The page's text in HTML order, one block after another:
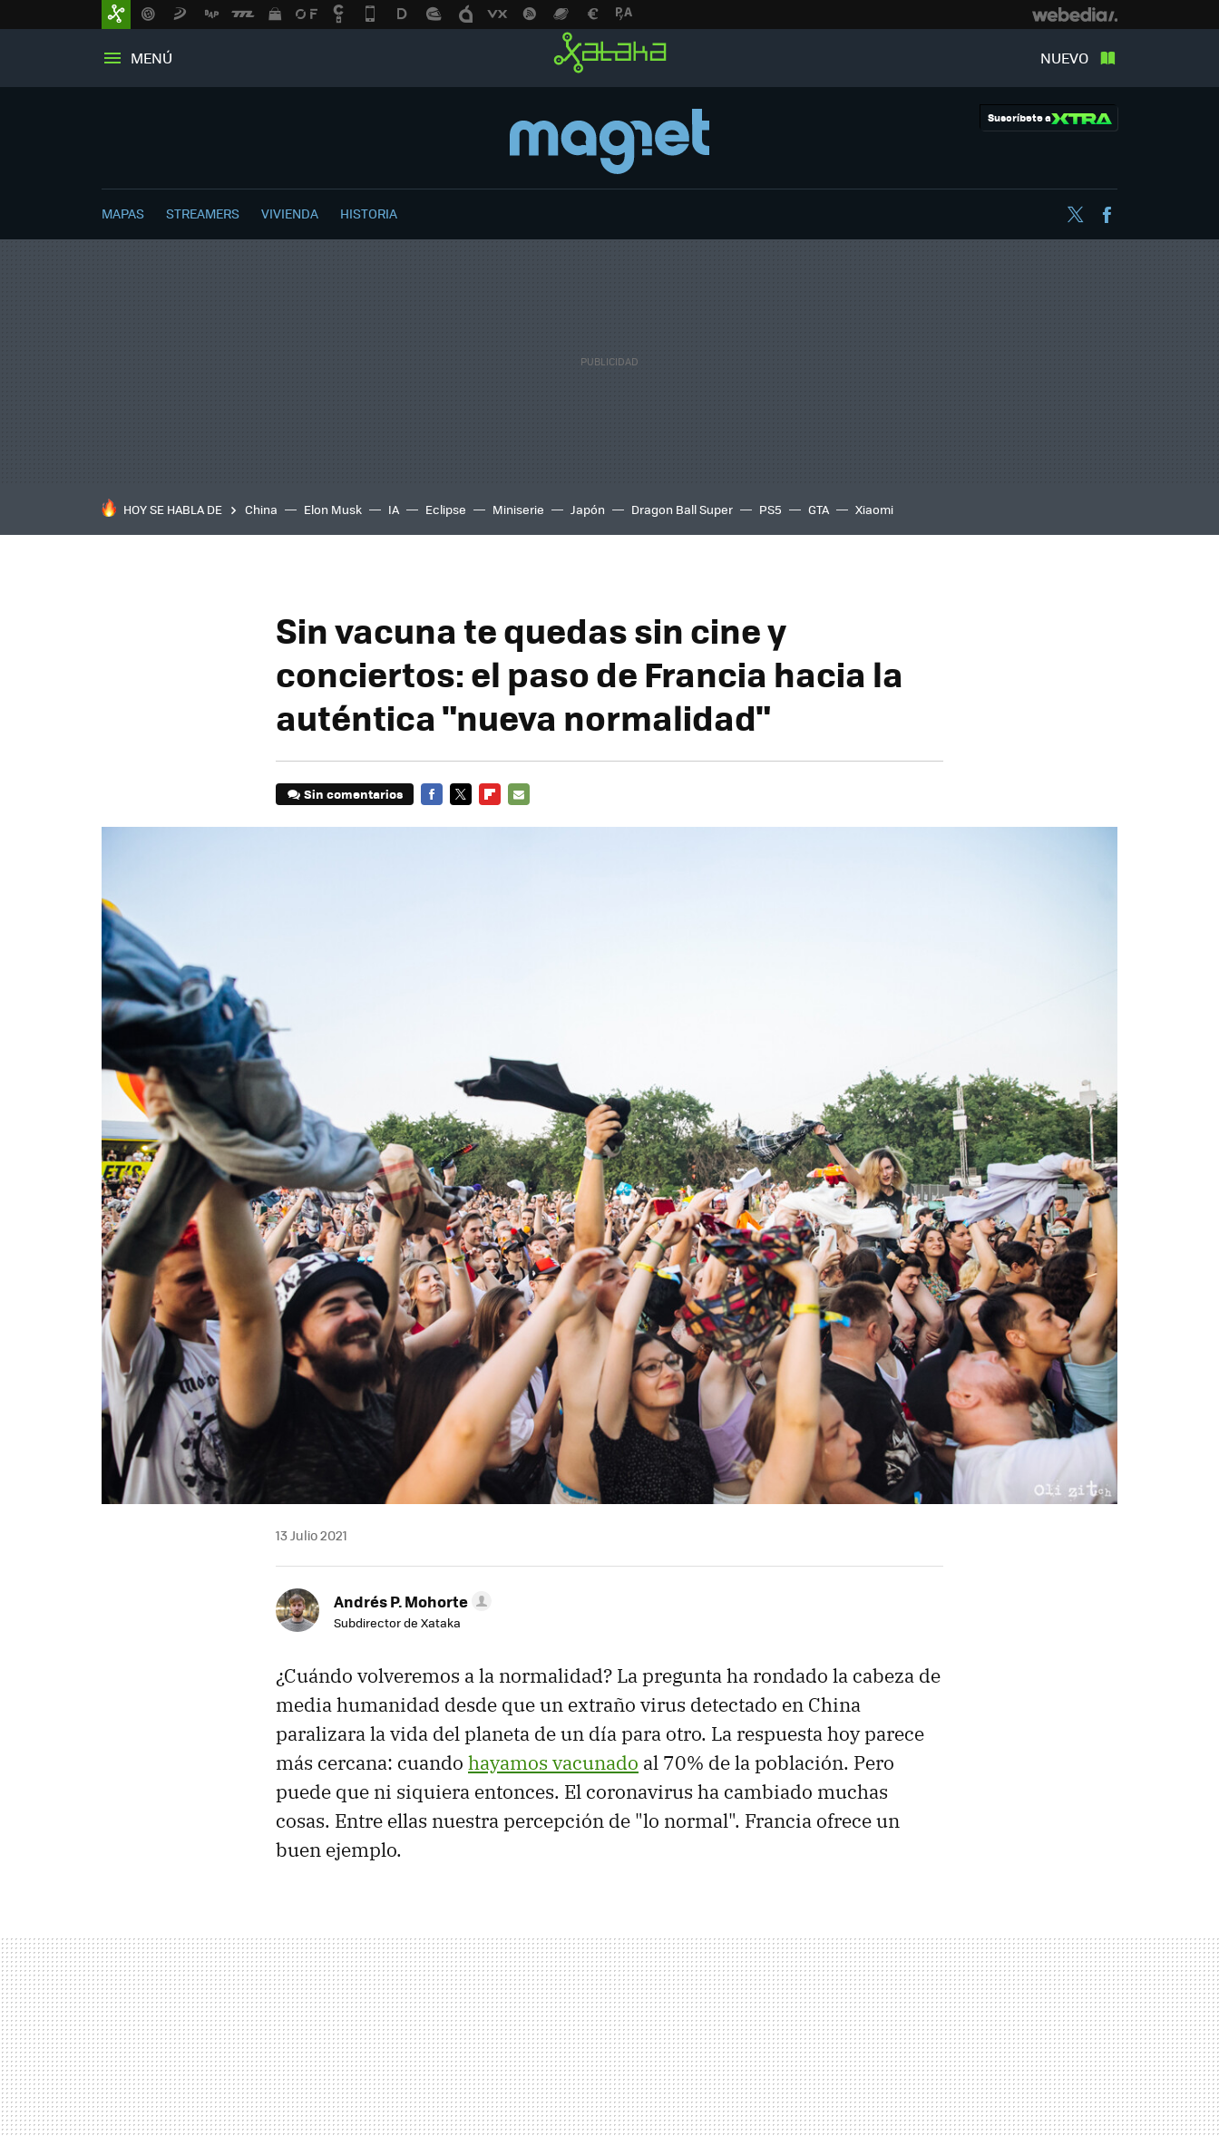
MENÚ NUEVO
Suscríbete a
MAPAS STREAMERS VIVIENDA HISTORIA Twitter
HOY SE HABLA DE China Elon Musk IA Eclipse Miniserie Japón Dragon Ball Super PS5 GTA Xiaomi
Sin vacuna te quedas sin cine y
conciertos: el paso de Francia hacia la
auténtica "nueva normalidad"
Sin comentarios
13 Julio 2021
Andrés P. Mohorte
Subdirector de Xataka
¿Cuándo volveremos a la normalidad? La pregunta ha rondado la cabeza de
media humanidad desde que un extraño virus detectado en China
paralizara la vida del planeta de un día para otro. La respuesta hoy parece
más cercana: cuando hayamos vacunado al 70% de la población. Pero
puede que ni siquiera entonces. El coronavirus ha cambiado muchas
cosas. Entre ellas nuestra percepción de "lo normal". Francia ofrece un
buen ejemplo.